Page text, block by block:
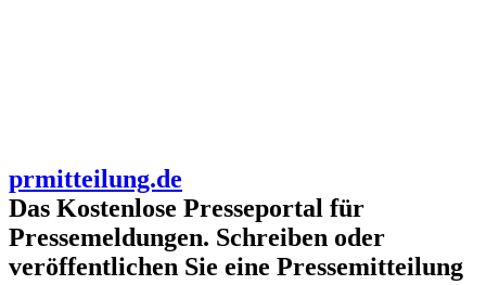
prmitteilung.de
Das Kostenlose Presseportal für
Pressemeldungen. Schreiben oder
veröffentlichen Sie eine Pressemitteilung